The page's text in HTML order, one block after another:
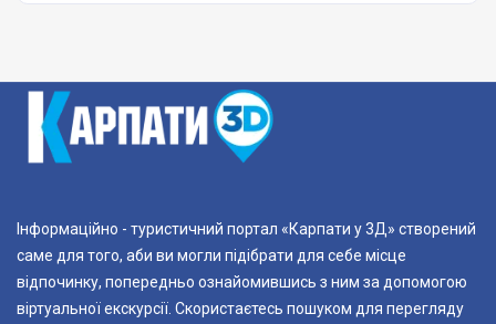
Інформаційно - туристичний портал «Карпати у 3Д» створений
саме для того, аби ви могли підібрати для себе місце
відпочинку, попередньо ознайомившись з ним за допомогою
віртуальної екскурсії. Скористаєтесь пошуком для перегляду